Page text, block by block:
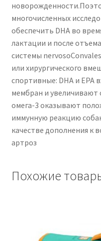
многочисленных
обеспечить DHA во
лактации и после
системы
или хирургического
спортивные: DHA и EPA
мембран и
омега-3 оказывают
иммунную реакцию
качестве дополнения к
артроз
Похожие